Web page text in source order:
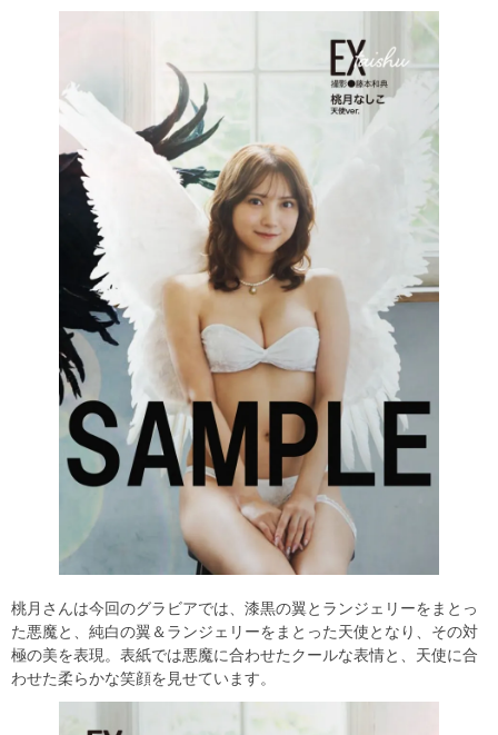
桃月さんは今回のグラビアでは、漆黒の翼とランジェリーをまとっ
た悪魔と、純白の翼＆ランジェリーをまとった天使となり、その対
極の美を表現。表紙では悪魔に合わせたクールな表情と、天使に合
わせた柔らかな笑顔を見せています。